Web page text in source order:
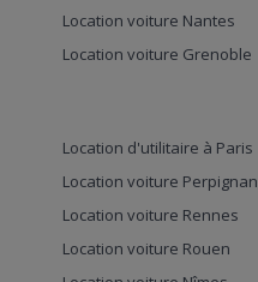
Location voiture Nantes
Location voiture Grenoble
Location d'utilitaire à Paris
Location voiture Perpignan
Location voiture Rennes
Location voiture Rouen